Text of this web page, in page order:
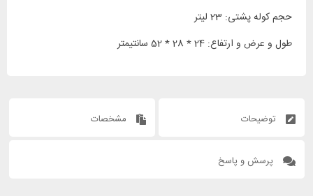
حجم کوله پشتی: 23 لیتر
طول و عرض و ارتفاع: 24 * 28 * 52 سانتیمتر
توضیحات مشخصات
پرسش و پاسخ